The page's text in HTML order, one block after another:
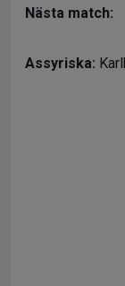
Nästa match:
Assyriska: